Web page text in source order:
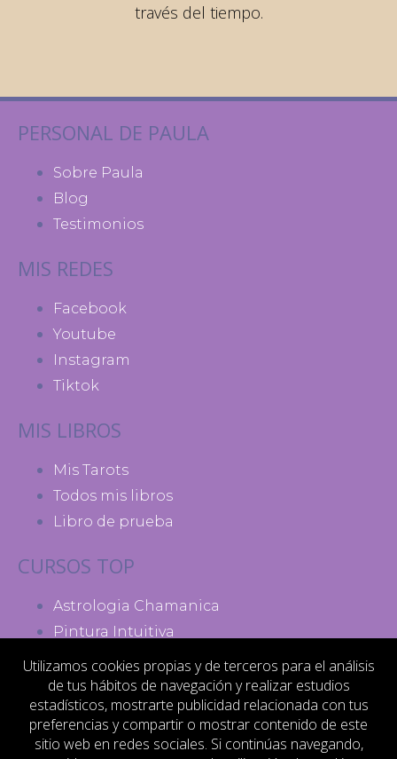
través del tiempo.
PERSONAL DE PAULA
Sobre Paula
Blog
Testimonios
MIS REDES
Facebook
Youtube
Instagram
Tiktok
MIS LIBROS
Mis Tarots
Todos mis libros
Libro de prueba
CURSOS TOP
Astrologia Chamanica
Pintura Intuitiva
Madres de Poder
MI ACTIVIDAD
Contacto
Utilizamos cookies propias y de terceros para el análisis
de tus hábitos de navegación y realizar estudios
estadísticos, mostrarte publicidad relacionada con tus
preferencias y compartir o mostrar contenido de este
sitio web en redes sociales. Si continúas navegando,